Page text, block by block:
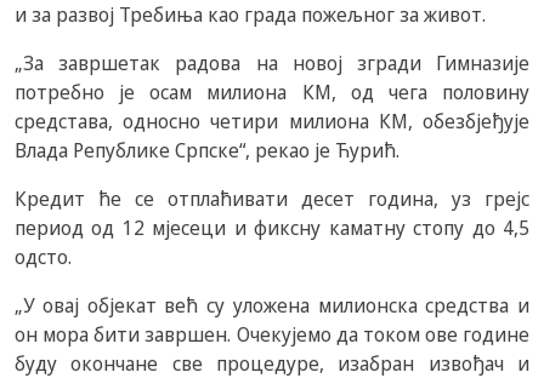
и за развој Требиња као града пожељног за живот.
„За завршетак радова на новој згради Гимназије
потребно је осам милиона КМ, од чега половину
средстава, односно четири милиона КМ, обезбјеђује
Влада Републике Српске“, рекао је Ћурић.
Кредит ће се отплаћивати десет година, уз грејс
период од 12 мјесеци и фиксну каматну стопу до 4,5
одсто.
„У овај објекат већ су уложена милионска средства и
он мора бити завршен. Очекујемо да током ове године
буду окончане све процедуре, изабран извођач и